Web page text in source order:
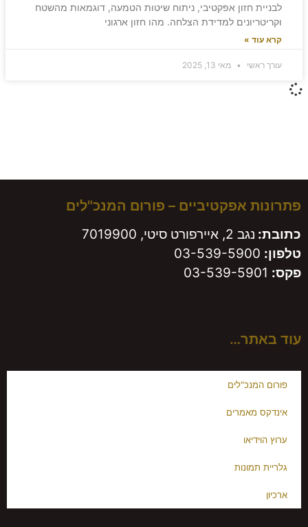
לבניית חזון אפקטיבי, ניתוח שיטות הטמעה, דוגמאות מהשטח
וקריטריונים למדידת הצלחה. מהו חזון ארגוני
קרא עוד »
עורך ראשי מאי 13, 2025
פתרונות אפקטיביים – פורום המנכ"לים
כתובת: נגב 2, איירפורט סיטי, 7019900
טלפון: 03-539-5900
פקס:
עוד באתר…
פורום המנכ"לים
אינדקס מאמרים
ערוץ הוידיאו
גלריית תמונות
ארכיון